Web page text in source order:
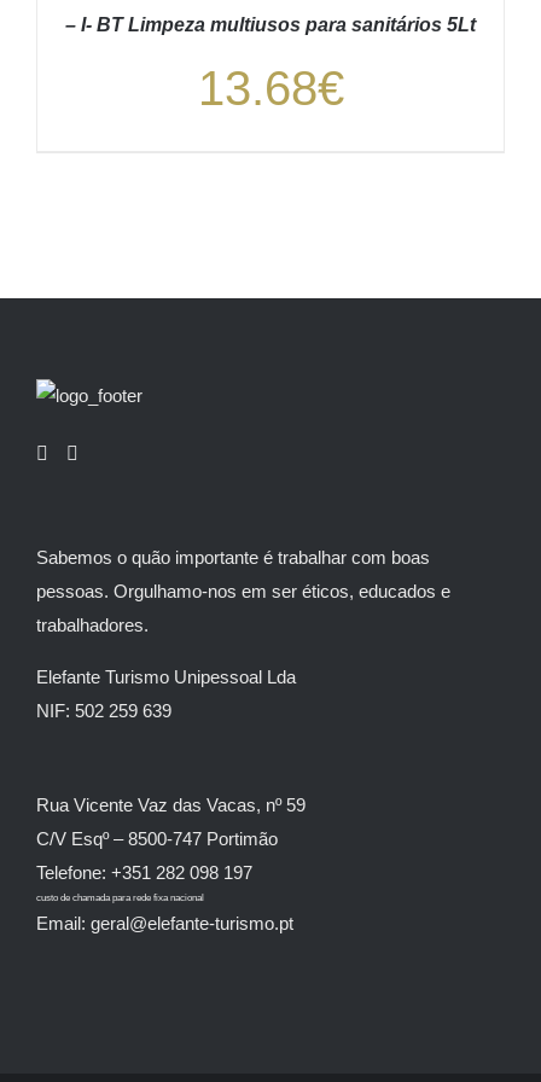
ADICIONAR / DETALHES
– I- BT Limpeza multiusos para sanitários 5Lt
13.68€
Sabemos o quão importante é trabalhar com boas
pessoas. Orgulhamo-nos em ser éticos, educados e
trabalhadores.
Elefante Turismo Unipessoal Lda
NIF: 502 259 639
Rua Vicente Vaz das Vacas, nº 59
C/V Esqº – 8500-747 Portimão
Telefone: +351 282 098 197
custo de chamada para rede fixa nacional
Email: geral@elefante-turismo.pt